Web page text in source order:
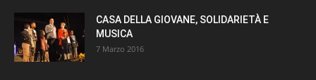
CASA DELLA GIOVANE, SOLIDARIETÀ E
MUSICA
7 Marzo 2016